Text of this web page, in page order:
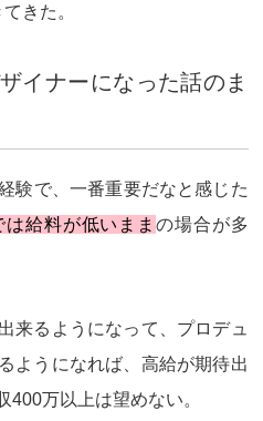
きた。
イナーになった話のま
験で、一番重要だなと感じた
は給料が低いままの場合が多
来るようになって、プロデュ
ようになれば、高給が期待出
400万以上は望めない。